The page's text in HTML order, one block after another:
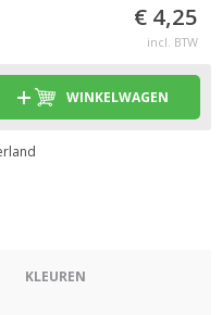
€ 4,25
incl. BTW
WINKELWAGEN
KLEUREN